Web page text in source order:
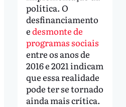
política. O
desfinanciamento
edesmonte de
programas sociais
entre os anos de
2016 e 2021 indicam
que essa realidade
pode ter se tornado
ainda mais crítica.